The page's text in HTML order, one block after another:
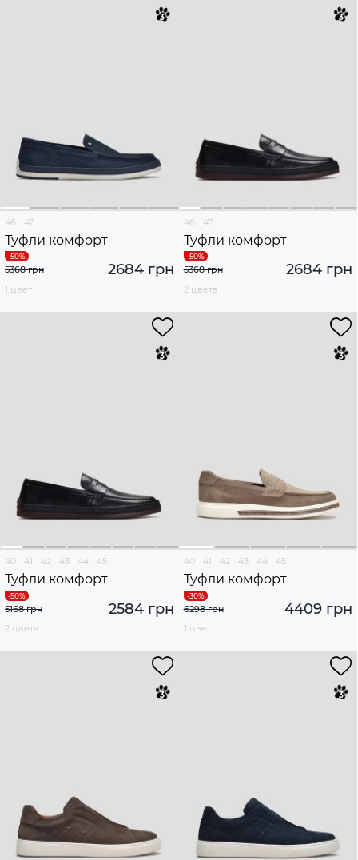
46 47
Туфли комфорт
2684 грн
5368 грн
1 цвет
46 47
Туфли комфорт
2684 грн
5368 грн
2 цвета
40 41 42 43 44 45
Туфли комфорт
2584 грн
5168 грн
2 цвета
40 41 42 43 44 45
Туфли комфорт
4409 грн
6298 грн
1 цвет